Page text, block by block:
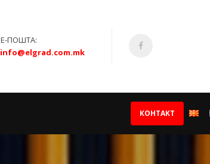
Е-ПОШТА:
info@elgrad.com.mk
КОНТАКТ